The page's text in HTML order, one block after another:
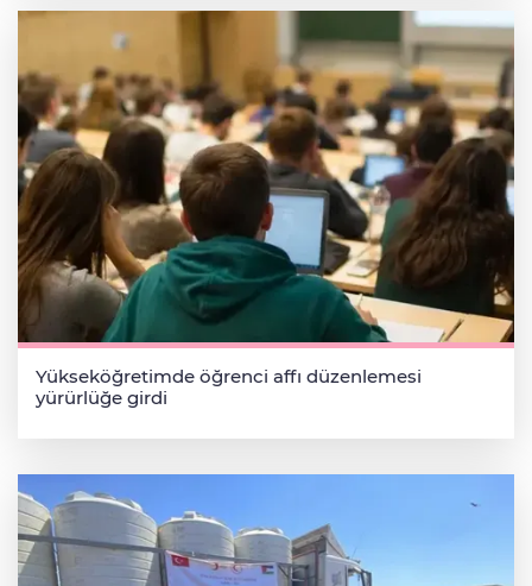
Yükseköğretimde öğrenci affı düzenlemesi
yürürlüğe girdi